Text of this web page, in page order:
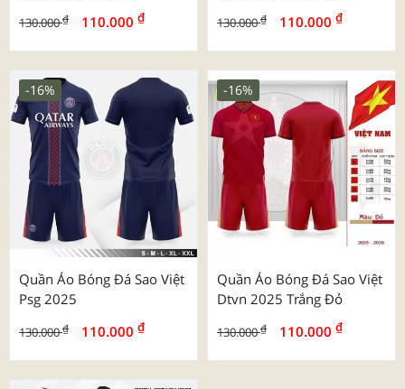
130.000₫ 110.000 ₫ 130.000₫ 110.000 ₫
Quần Áo Bóng Đá Sao Việt
Psg 2025
130.000₫ 110.000 ₫
-16%
Quần Áo Bóng Đá Sao Việt
Dtvn 2025 Trắng Đỏ
130.000₫ 110.000 ₫
-16%